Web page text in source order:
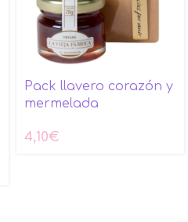
Pack llavero corazón y
mermelada
4,10€